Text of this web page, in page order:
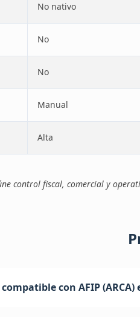
No nativo
No
No
Manual
Alta
control fiscal, comercial y
con AFIP